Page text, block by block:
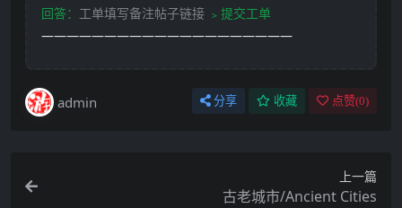
回答： 工单填写备注帖子链接 ﹥提交工单
————————————————————
admin 分享 收藏 点赞(0)
上一篇
古老城市/Ancient Cities